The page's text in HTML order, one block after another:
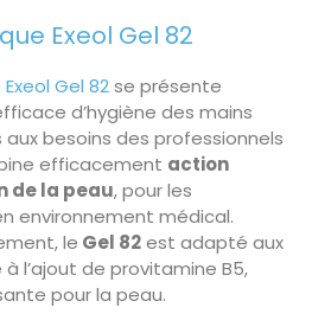
Exeol Gel 82
Gel 82se présente
d’hygiène des mains
besoins des professionnels
efficacement action
de la peau, pour les
environnement médical.
le Gel 82est adapté aux
l’ajout de provitamine B5,
pour la peau.